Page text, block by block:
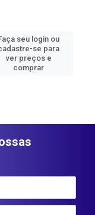
seu login ou
se para
ver preços e
comprar